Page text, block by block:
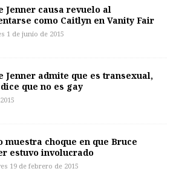
Jenner causa revuelo al
como Caitlyn en Vanity Fair
1 de junio de 2015
Jenner admite que es transexual,
que no es gay
muestra choque en que Bruce
estuvo involucrado
19 de febrero de 2015